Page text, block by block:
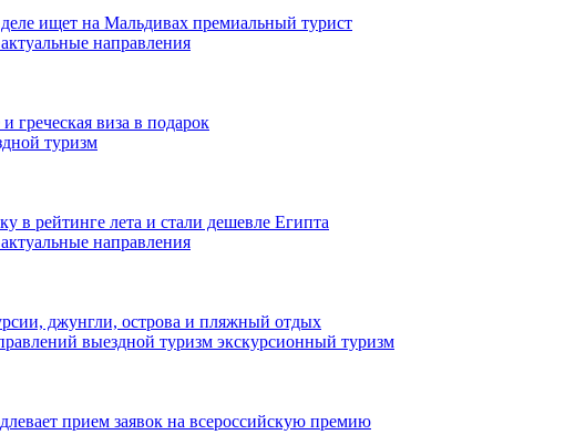
ищет на Мальдивах премиальный турист
актуальные направления
греческая виза в подарок
туризм
в рейтинге лета и стали дешевле Египта
актуальные направления
джунгли, острова и пляжный отдых
выездной туризм экскурсионный туризм
прием заявок на всероссийскую премию